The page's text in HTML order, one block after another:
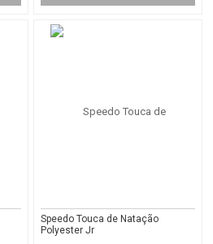
Speedo Touca de Natação
Polyester Jr